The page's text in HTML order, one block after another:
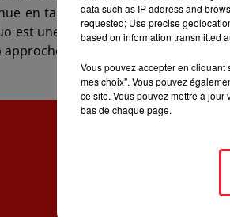
en tant qu'humoriste et actrice,
est une de ses chansons qu'elle
déjà les 3 millions de vues
data such as IP address and
requested; Use precise
based on information transmitted
Vous pouvez accepter en
mes choix". Vous pouvez
ce site. Vous pouvez mettre à
bas de chaque page.